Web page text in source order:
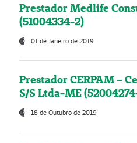
Prestador Medlife
(51004334-2)
01 de Janeiro de 2019
Prestador CERPAM –
S/S Ltda-ME
18 de Outubro de 2019